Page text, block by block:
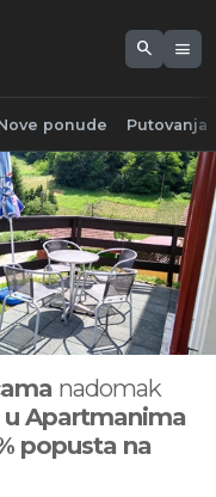
search menu
ponude Putovanja
nadomak
Apartmanima
popusta na